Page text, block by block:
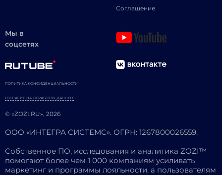
Соглашение
Мы в
соцсетях
© «ZOZI.RU», 2026
ПОЛИТИКА КОНФИДЕНЦИАЛЬНОСТИ
СОГЛАСИЕ НА ОБРАБОТКУ ДАННЫХ
ООО «ИНТЕГРА СИСТЕМС». ОГРН: 1267800026559.
Собственное ПО, исследования и аналитика ZOZI™
помогают более чем 1 000 компаниям усиливать
маркетинг и программы лояльности, а пользователям